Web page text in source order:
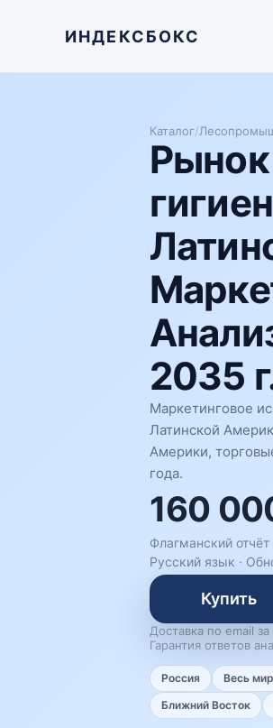
ИНДЕКСБОКС
Каталог/
2035
Маркетинговое
Латинской
Америки,
года.
160
Флагманский отчёт
Русский язык ·
Купить
Доставка по email
Гарантия ответов
Россия Весь мир
Ближний Восток